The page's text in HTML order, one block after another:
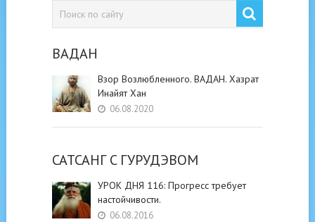
ВАДАН
Взор Возлюбленного. ВАДАН. Хазрат
Инайят Хан
06.08.2020
САТСАНГ C ГУРУДЭВОМ
УРОК ДНЯ 116: Прогресс требует
настойчивости.
06.08.2016